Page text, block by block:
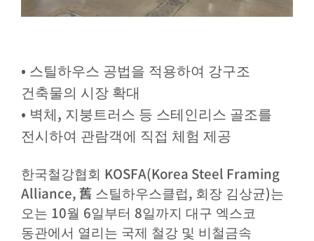
• 스틸하우스 공법을 적용하여 강구조
건축물의 시장 확대
• 벽체 , 지붕트러스 등 스테인리스 골조를
전시하여 관람객에 직접 체험 제공
한국철강협회 KOSFA(Korea Steel Framing
Alliance,舊 스틸하우스클럽, 회장 김상균)는
오는 10월 6일부터 8일까지 대구 엑스코
동관에서 열리는 국제 철강 및 비철금속